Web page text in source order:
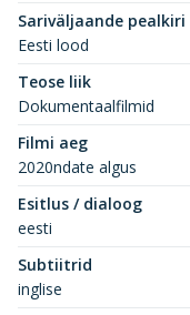
Sariväljaande pealkiri
Eesti lood
Teose liik
Dokumentaalfilmid
Filmi aeg
2020ndate algus
Esitlus / dialoog
eesti
Subtiitrid
inglise